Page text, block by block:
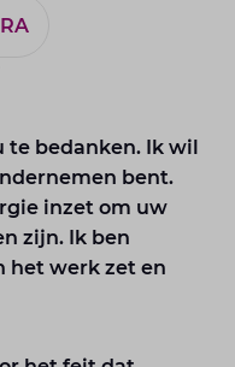
te bedanken. Ik wil
bent.
inzet om uw
zijn. Ik ben
het werk zet en